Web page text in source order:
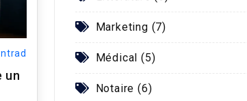
un
Marketing (7)
Médical (5)
Notaire (6)